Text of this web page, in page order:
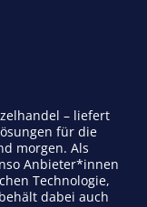
– liefert
für die
morgen. Als
Anbieter*innen
Technologie,
dabei auch